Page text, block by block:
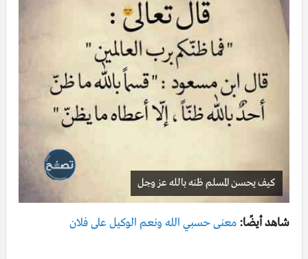
كيف يحسن المسلم ظنه بالله عز وجل
شاهد أيضًا: معنى حسبي الله ونعم الوكيل على فلان